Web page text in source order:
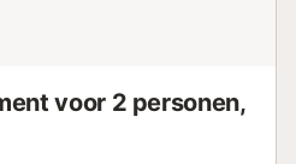
voor 2 personen,